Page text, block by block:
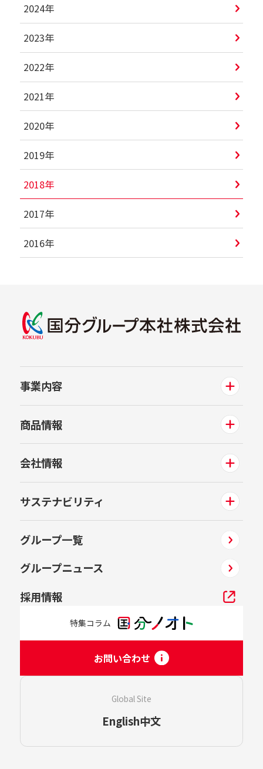
2024年
2023年
2022年
2021年
2020年
2019年
2018年
2017年
2016年
事業内容
商品情報
会社情報
サステナビリティ
グループ一覧
グループニュース
採用情報
特集コラム
お問い合わせ
Global Site
English中文